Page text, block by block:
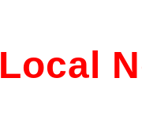
Local